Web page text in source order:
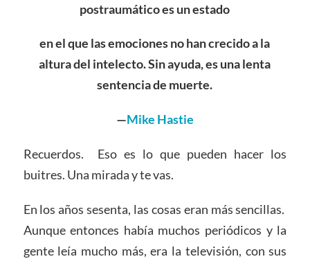
postraumáticoes un estado
en el que las emociones no han crecido a la
altura del intelecto.Sin ayuda, es una lenta
sentencia de muerte.
—Mike Hastie
Recuerdos. Eso es lo que pueden hacer los
buitres. Una mirada y te vas.
En los años sesenta, las cosas eran más sencillas.
Aunque entonces había muchos periódicos y la
gente leía mucho más, era la televisión, con sus